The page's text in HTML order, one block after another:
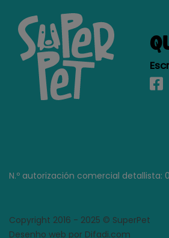
N.º autorización comercial detallista:
Copyright 2016 - 2025 © SuperPet
Desenho web por Difadi.com